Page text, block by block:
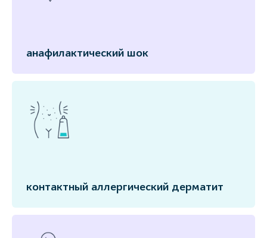
анафилактический шок
контактный аллергический дерматит